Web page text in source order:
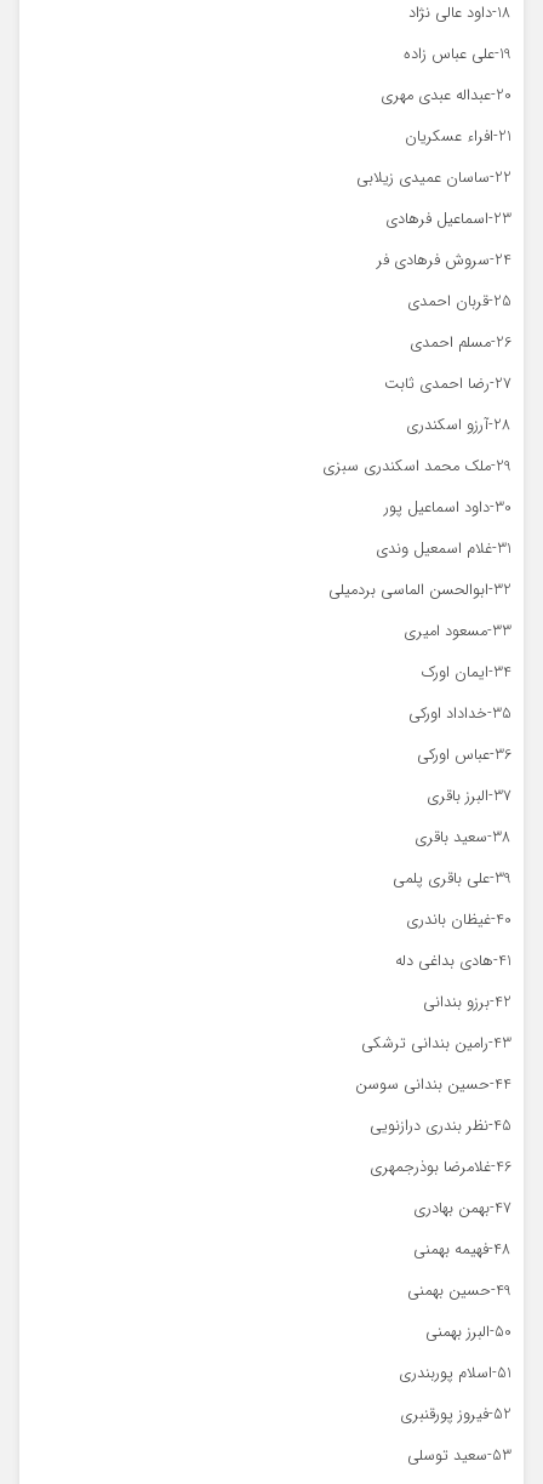
18-داود عالی نژاد
19-علی عباس زاده
20-عبداله عبدی مهری
21-افراء عسکریان
22-ساسان عمیدی زیلابی
23-اسماعیل فرهادی
24-سروش فرهادی فر
25-قربان احمدی
26-مسلم احمدی
27-رضا احمدی ثابت
28-آرزو اسکندری
29-ملک محمد اسکندری سبزی
30-داود اسماعیل پور
31-غلام اسمعیل وندی
32-ابوالحسن الماسی بردمیلی
33-مسعود امیری
34-ایمان اورک
35-خداداد اورکی
36-عباس اورکی
37-البرز باقری
38-سعید باقری
39-علی باقری پلمی
40-غیظان باندری
41-هادی بداغی دله
42-برزو بندانی
43-رامین بندانی ترشکی
44-حسین بندانی سوسن
45-نظر بندری درازنویی
46-غلامرضا بوذرجمهری
47-بهمن بهادری
48-فهیمه بهمنی
49-حسین بهمنی
50-البرز بهمنی
51-اسلام پوربندری
52-فیروز پورقنبری
53-سعید توسلی